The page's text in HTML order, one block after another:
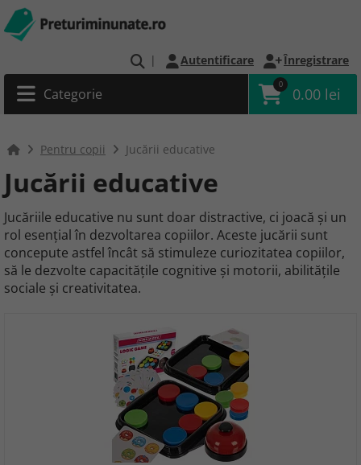
| Autentificare Înregistrare
Categorie
0
0.00 lei
Pentru copii Jucării educative
Jucării educative
Jucăriile educative nu sunt doar distractive, ci joacă și un
rol esențial în dezvoltarea copiilor. Aceste jucării sunt
concepute astfel încât să stimuleze curiozitatea copiilor,
să le dezvolte capacitățile cognitive și motorii, abilitățile
sociale și creativitatea.